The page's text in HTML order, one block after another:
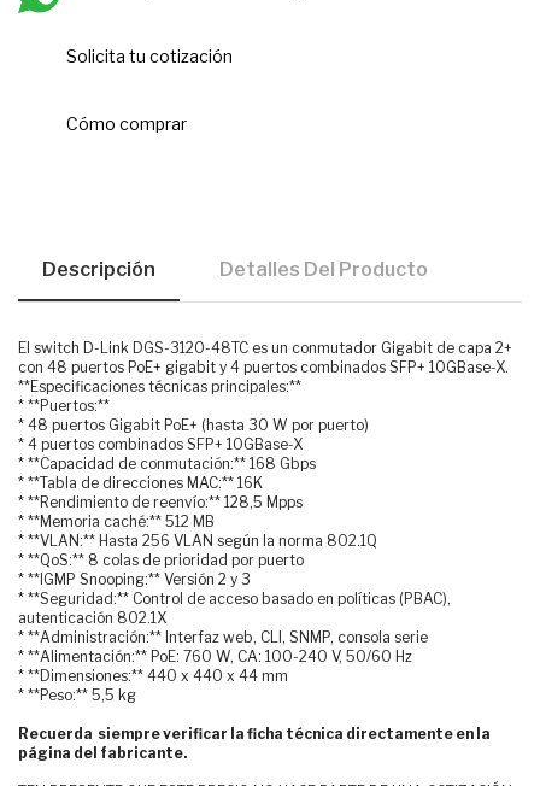
Solicita tu cotización
Cómo comprar
Descripción Detalles Del Producto
El switch D-Link DGS-3120-48TC es un conmutador Gigabit de capa 2+
con 48 puertos PoE+ gigabit y 4 puertos combinados SFP+ 10GBase-X.
**Especificaciones técnicas principales:**
* **Puertos:**
* 48 puertos Gigabit PoE+ (hasta 30 W por puerto)
* 4 puertos combinados SFP+ 10GBase-X
* **Capacidad de conmutación:** 168 Gbps
* **Tabla de direcciones MAC:** 16K
* **Rendimiento de reenvío:** 128,5 Mpps
* **Memoria caché:** 512 MB
* **VLAN:** Hasta 256 VLAN según la norma 802.1Q
* **QoS:** 8 colas de prioridad por puerto
* **IGMP Snooping:** Versión 2 y 3
* **Seguridad:** Control de acceso basado en políticas (PBAC),
autenticación 802.1X
* **Administración:** Interfaz web, CLI, SNMP, consola serie
* **Alimentación:** PoE: 760 W, CA: 100-240 V, 50/60 Hz
* **Dimensiones:** 440 x 440 x 44 mm
* **Peso:** 5,5 kg
Recuerda siempre verificar la ficha técnica directamente en la
página del fabricante.